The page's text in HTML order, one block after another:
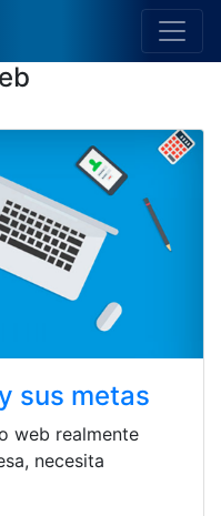
sus metas
web realmente
necesita